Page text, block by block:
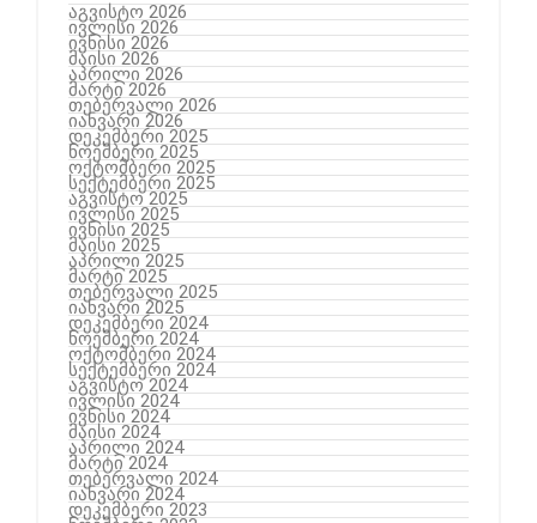
აგვისტო 2026
ივლისი 2026
ივნისი 2026
მაისი 2026
აპრილი 2026
მარტი 2026
თებერვალი 2026
იანვარი 2026
დეკემბერი 2025
ნოემბერი 2025
ოქტომბერი 2025
სექტემბერი 2025
აგვისტო 2025
ივლისი 2025
ივნისი 2025
მაისი 2025
აპრილი 2025
მარტი 2025
თებერვალი 2025
იანვარი 2025
დეკემბერი 2024
ნოემბერი 2024
ოქტომბერი 2024
სექტემბერი 2024
აგვისტო 2024
ივლისი 2024
ივნისი 2024
მაისი 2024
აპრილი 2024
მარტი 2024
თებერვალი 2024
იანვარი 2024
დეკემბერი 2023